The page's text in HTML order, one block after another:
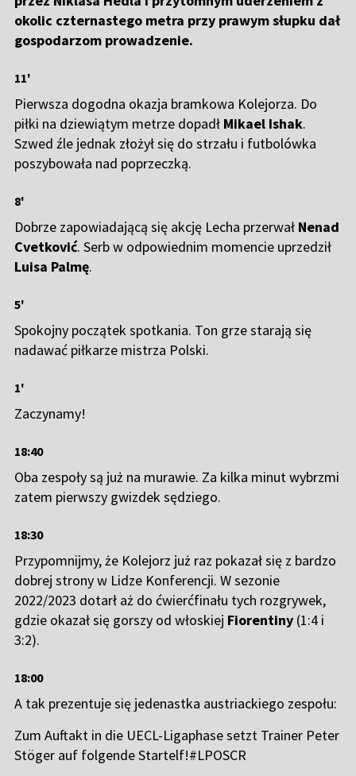
okolic czternastego metra przy prawym słupku dał
gospodarzom prowadzenie.
11'
Pierwsza dogodna okazja bramkowa Kolejorza. Do
piłki na dziewiątym metrze dopadł Mikael Ishak.
Szwed źle jednak złożył się do strzału i futbolówka
poszybowała nad poprzeczką.
8'
Dobrze zapowiadającą się akcję Lecha przerwał Nenad
Cvetković. Serb w odpowiednim momencie uprzedził
Luisa Palmę.
5'
Spokojny początek spotkania. Ton grze starają się
nadawać piłkarze mistrza Polski.
1'
Zaczynamy!
18:40
Oba zespoły są już na murawie. Za kilka minut wybrzmi
zatem pierwszy gwizdek sędziego.
18:30
Przypomnijmy, że Kolejorz już raz pokazał się z bardzo
dobrej strony w Lidze Konferencji. W sezonie
2022/2023 dotarł aż do ćwierćfinału tych rozgrywek,
gdzie okazał się gorszy od włoskiej Fiorentiny (1:4 i
3:2).
18:00
A tak prezentuje się jedenastka austriackiego zespołu:
Zum Auftakt in die UECL-Ligaphase setzt Trainer Peter
Stöger auf folgende Startelf!#LPOSCR